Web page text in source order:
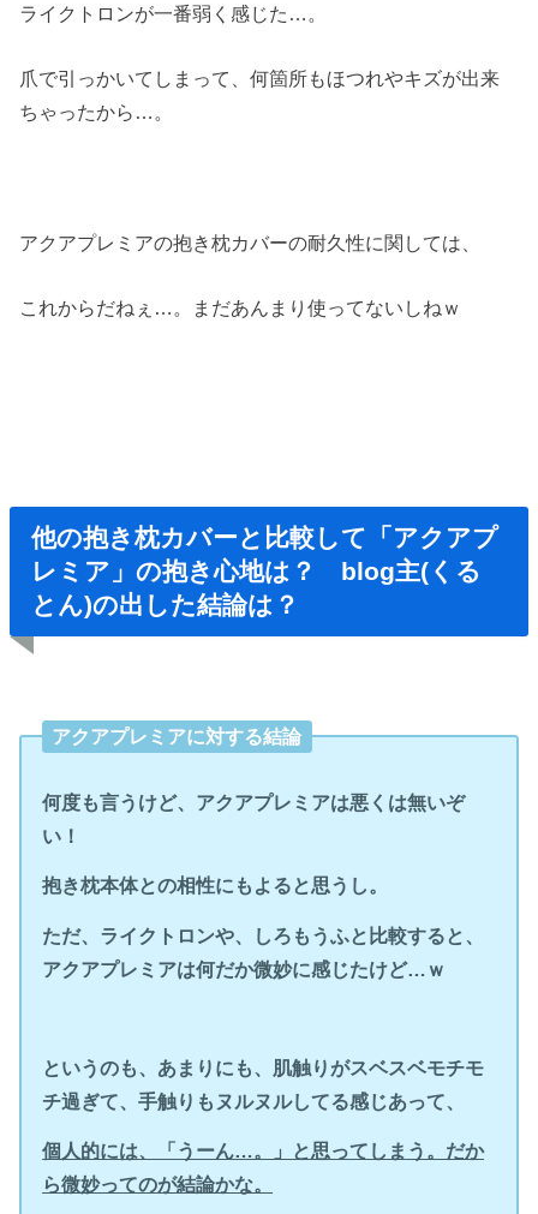
ライクトロンが一番弱く感じた…。
爪で引っかいてしまって、何箇所もほつれやキズが出来
ちゃったから…。
アクアプレミアの抱き枕カバーの耐久性に関しては、
これからだねぇ…。まだあんまり使ってないしねｗ
他の抱き枕カバーと比較して「アクアプ
レミア」の抱き心地は？ blog主(くる
とん)の出した結論は？
アクアプレミアに対する結論
何度も言うけど、アクアプレミアは悪くは無いぞ
い！
抱き枕本体との相性にもよると思うし。
ただ、ライクトロンや、しろもうふと比較すると、
アクアプレミアは何だか微妙に感じたけど…ｗ
というのも、あまりにも、肌触りがスベスベモチモ
チ過ぎて、手触りもヌルヌルしてる感じあって、
個人的には、「うーん…。」と思ってしまう。だか
ら微妙ってのが結論かな。